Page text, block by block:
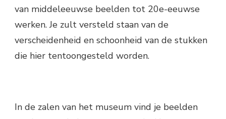
van middeleeuwse beelden tot 20e-eeuwse
werken. Je zult versteld staan van de
verscheidenheid en schoonheid van de stukken
die hier tentoongesteld worden.
In de zalen van het museum vind je beelden